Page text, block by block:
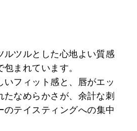
ルツルとした心地よい質感
包まれています。
フィット感と、
唇がエッ
なめらかさが、 余計な刺
のテイスティングへの集中